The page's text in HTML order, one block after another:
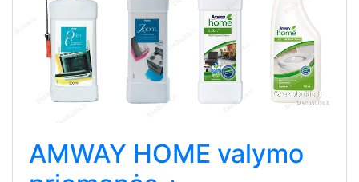
AMWAY HOME valymo